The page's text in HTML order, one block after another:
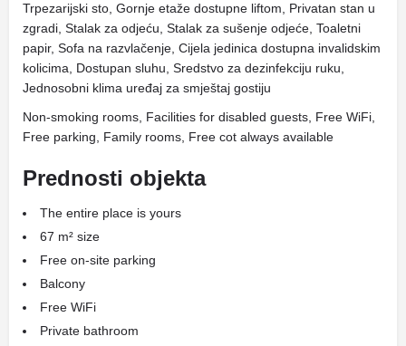
Trpezarijski sto, Gornje etaže dostupne liftom, Privatan stan u
zgradi, Stalak za odjeću, Stalak za sušenje odjeće, Toaletni
papir, Sofa na razvlačenje, Cijela jedinica dostupna invalidskim
kolicima, Dostupan sluhu, Sredstvo za dezinfekciju ruku,
Jednosobni klima uređaj za smještaj gostiju
Non-smoking rooms, Facilities for disabled guests, Free WiFi,
Free parking, Family rooms, Free cot always available
Prednosti objekta
The entire place is yours
67 m² size
Free on-site parking
Balcony
Free WiFi
Private bathroom